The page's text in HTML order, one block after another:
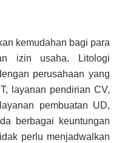
kemudahan bagi para
izin usaha. Litologi
perusahaan yang
layanan pendirian CV,
pembuatan UD,
berbagai keuntungan
perlu menjadwalkan